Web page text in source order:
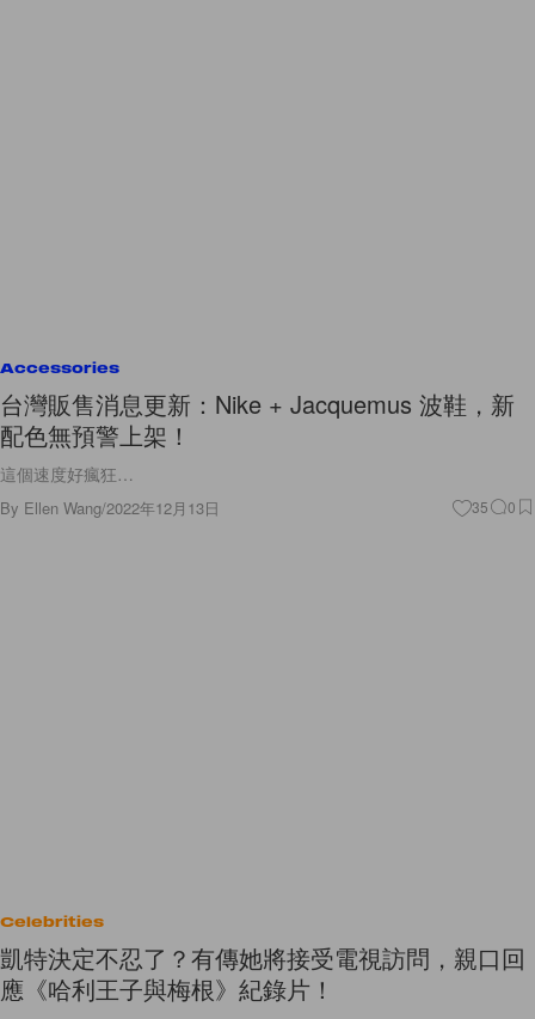
Accessories
台灣販售消息更新：Nike + Jacquemus 波鞋，新
配色無預警上架！
這個速度好瘋狂…
By Ellen Wang/2022年12月13日 35 0
Celebrities
凱特決定不忍了？有傳她將接受電視訪問，親口回
應《哈利王子與梅根》紀錄片！